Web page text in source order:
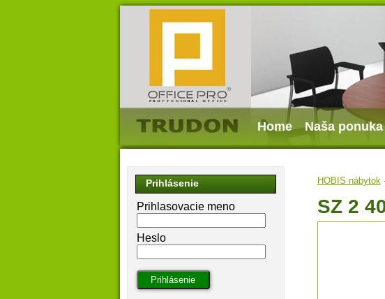
Home Naša ponuka
HOBIS nábytok
SZ 2
Prihlásenie
Prihlasovacie meno
Heslo